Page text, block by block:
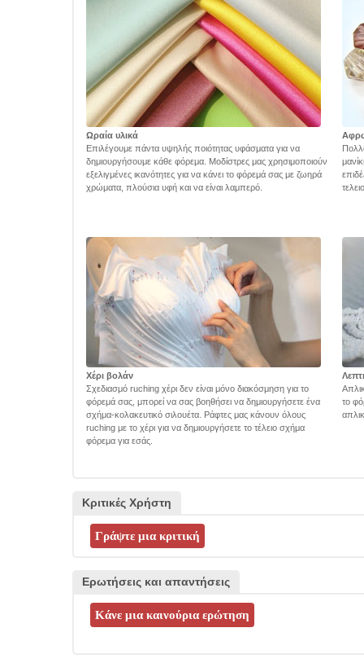
Ωραία υλικά
Επιλέγουμε πάντα υψηλής ποιότητας υφάσματα για να
δημιουργήσουμε κάθε φόρεμα. Μοδίστρες μας χρησιμοποιούν
εξελιγμένες ικανότητες για να κάνει το φόρεμά σας με ζωηρά
χρώματα, πλούσια υφή και να είναι λαμπερό.
Χέρι βολάν
Σχεδιασμό ruching χέρι δεν είναι μόνο διακόσμηση για το
φόρεμά σας, μπορεί να σας βοηθήσει να δημιουργήσετε ένα
σχήμα-κολακευτικό σιλουέτα. Ράφτες μας κάνουν όλους
ruching με το χέρι για να δημιουργήσετε το τέλειο σχήμα
φόρεμα για εσάς.
το
Κριτικές Χρήστη
Ερωτήσεις και απαντήσεις